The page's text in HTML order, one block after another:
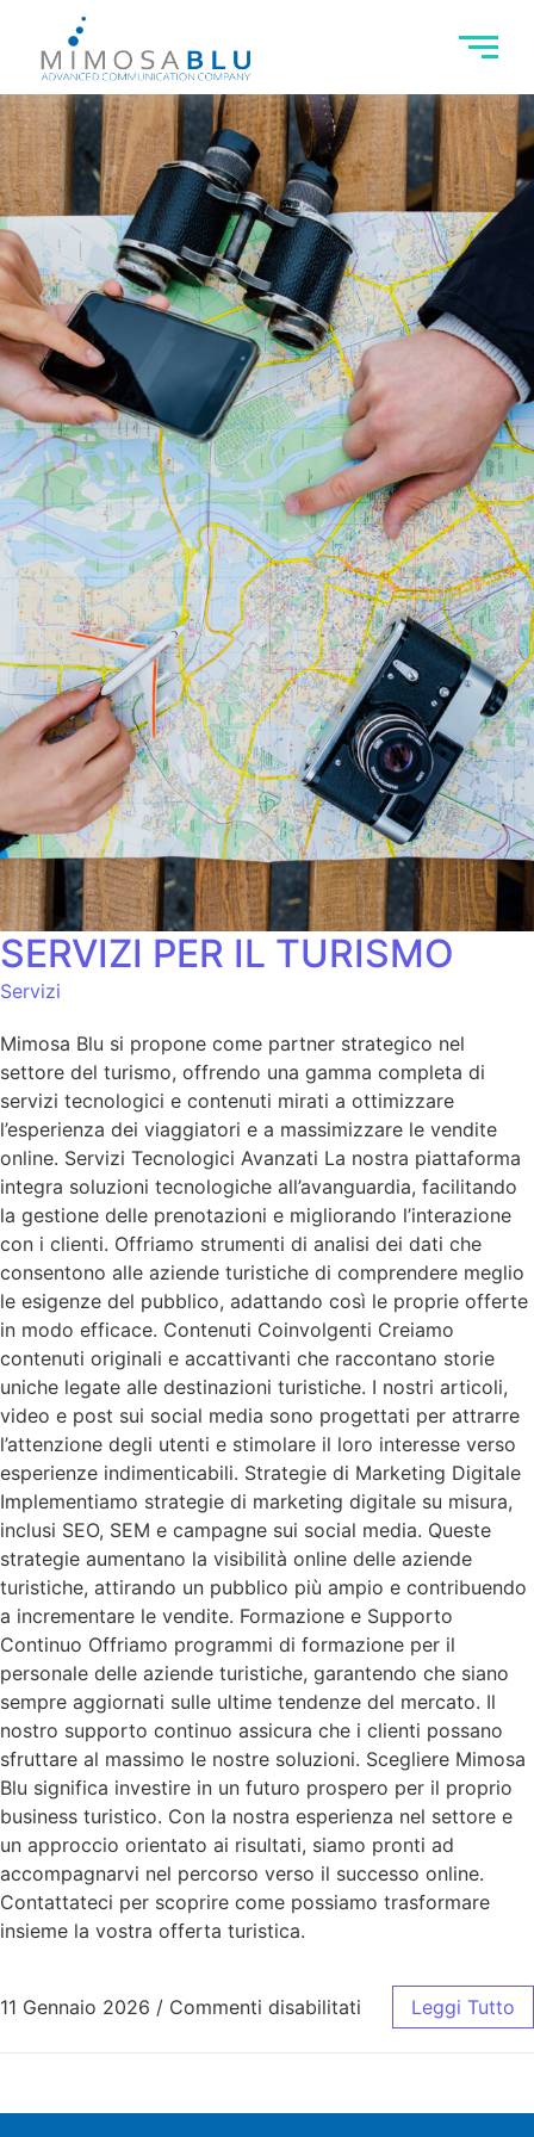
SERVIZI PER IL TURISMO
Servizi
Mimosa Blu si propone come partner strategico nel
settore del turismo, offrendo una gamma completa di
servizi tecnologici e contenuti mirati a ottimizzare
l’esperienza dei viaggiatori e a massimizzare le vendite
online. Servizi Tecnologici Avanzati La nostra piattaforma
integra soluzioni tecnologiche all’avanguardia, facilitando
la gestione delle prenotazioni e migliorando l’interazione
con i clienti. Offriamo strumenti di analisi dei dati che
consentono alle aziende turistiche di comprendere meglio
le esigenze del pubblico, adattando così le proprie offerte
in modo efficace. Contenuti Coinvolgenti Creiamo
contenuti originali e accattivanti che raccontano storie
uniche legate alle destinazioni turistiche. I nostri articoli,
video e post sui social media sono progettati per attrarre
l’attenzione degli utenti e stimolare il loro interesse verso
esperienze indimenticabili. Strategie di Marketing Digitale
Implementiamo strategie di marketing digitale su misura,
inclusi SEO, SEM e campagne sui social media. Queste
strategie aumentano la visibilità online delle aziende
turistiche, attirando un pubblico più ampio e contribuendo
a incrementare le vendite. Formazione e Supporto
Continuo Offriamo programmi di formazione per il
personale delle aziende turistiche, garantendo che siano
sempre aggiornati sulle ultime tendenze del mercato. Il
nostro supporto continuo assicura che i clienti possano
sfruttare al massimo le nostre soluzioni. Scegliere Mimosa
Blu significa investire in un futuro prospero per il proprio
business turistico. Con la nostra esperienza nel settore e
un approccio orientato ai risultati, siamo pronti ad
accompagnarvi nel percorso verso il successo online.
Contattateci per scoprire come possiamo trasformare
insieme la vostra offerta turistica.
11 Gennaio 2026 / Commenti disabilitati Leggi Tutto